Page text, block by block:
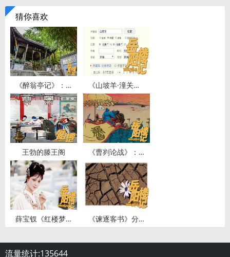
猜你喜欢
《醉翁亭记》：“酿泉”应为“让泉” 《山坡羊·潼关怀古》翻译及赏析写作背景及表达的感情
王勃的滕王阁 《曹刿论战》：只有对话的战争叙事
薛宝钗《红楼梦》里最漂亮的女孩子 《谏逐客书》分层文言知识点详细讲解
流量统计:135644